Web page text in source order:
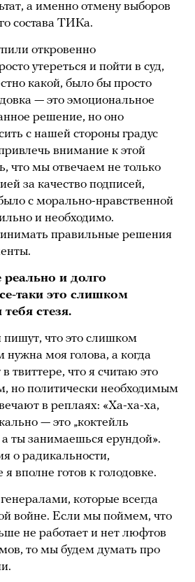
а именно отмену выборов
состава ТИКа.
откровенно
утереться и пойти в суд,
какой, было бы просто
— это эмоциональное
решение, но оно
с нашей стороны градус
внимание к этой
что мы отвечаем не только
за качество подписей,
с морально-нравственной
и необходимо.
правильные решения
и долго
таки это слишком
стезя.
что это слишком
нужна моя голова, а когда
твиттере, что я считаю это
но политически необходимым
в реплаях: «Ха-ха-ха,
— это „коктейль
ты занимаешься ерундой».
о радикальности,
вполне готов к голодовке.
которые всегда
войне. Если мы поймем, что
не работает и нет люфтов
то мы будем думать про